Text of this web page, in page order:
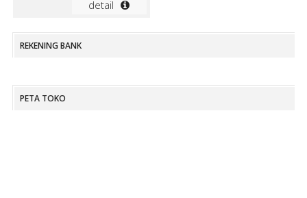
detail
REKENING BANK
PETA TOKO